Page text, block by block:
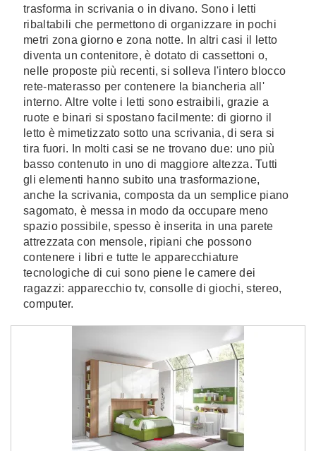
trasforma in scrivania o in divano. Sono i letti
ribaltabili che permettono di organizzare in pochi
metri zona giorno e zona notte. In altri casi il letto
diventa un contenitore, è dotato di cassettoni o,
nelle proposte più recenti, si solleva l'intero blocco
rete-materasso per contenere la biancheria all'
interno. Altre volte i letti sono estraibili, grazie a
ruote e binari si spostano facilmente: di giorno il
letto è mimetizzato sotto una scrivania, di sera si
tira fuori. In molti casi se ne trovano due: uno più
basso contenuto in uno di maggiore altezza. Tutti
gli elementi hanno subito una trasformazione,
anche la scrivania, composta da un semplice piano
sagomato, è messa in modo da occupare meno
spazio possibile, spesso è inserita in una parete
attrezzata con mensole, ripiani che possono
contenere i libri e tutte le apparecchiature
tecnologiche di cui sono piene le camere dei
ragazzi: apparecchio tv, consolle di giochi, stereo,
computer.